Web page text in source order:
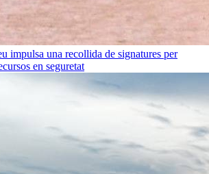
impulsa una recollida de signatures per
en seguretat